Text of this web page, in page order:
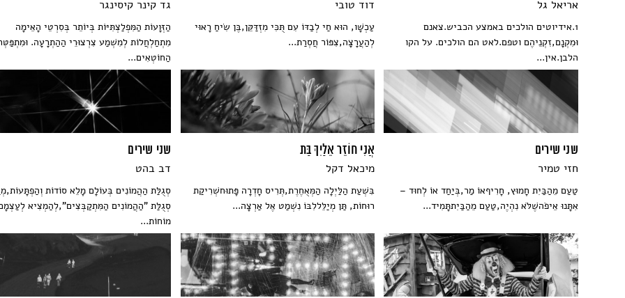
אריאל גל
1.אידיוטים הולכים באמצע הכביש.צאנם
וּמִקְנָם,זִקְנֵיהֶם וטפם.לאט הם הולכים. על הקו
הלבן.אין...
דוד טובי
עַכְשָׁו, הוּא חַי לְבַדּוֹ עִם תֻּכִּי מִזְדַּקֵּן,בֶּן שִׂיחַ רָאוּי
לְהַעֲרָצָה,צִפּוֹר חֲסְרַת...
גד קינר קיסינגר
הַזְּוָעוֹת הַמִּפְלַצְתִּיּוֹת בְּיוֹתֵר בְּסִרְטֵי הָאֵימָה
מִתְחַלְחֲלוֹת לְמִשְׁמַע צִרְצוּרֵי הַהַתְרָעָה.
הַחוֹטְאִים...
שני שירים
חזי טמיר
טַעַם מֵהַבַּיִת חָמוּץ, חָרִיףאוֹ מַר,בְּיַחַד אוֹ לְחוּד –
אִתָּנוּ אֵיפֹהשֶׁלֹּא נִהְיֶה,טַעַם מֵהַבַּיִתתָּמִיד...
אֲנִי חוֹזֵר אֵלַיִךְ בַּת
מיכאל דקל
בִּשְׁעַת הַלַּיְלָה הַמְּאֻחֶרֶת,תְּרִיס חָדְרָה פָּתוּחשְׁרִיקַת
רוּחוֹת, תַּן מְיַלֵּללִבּוֹ נִשְׁמַט אֶל אַרְצָה...
שני שירים
דב בהט
סְגֻלַּת הַהֲמוֹנִים בְּעוֹלָם מָלֵא סוֹדוֹת
סְגֻלַּת "הַהֲמוֹנִים הַמִּתְקַבְּצִים",לְהַמְצִיא
מוֹחוֹת...